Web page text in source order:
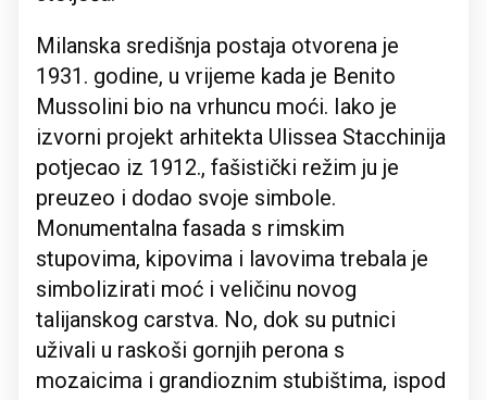
Milanska središnja postaja otvorena je
1931. godine, u vrijeme kada je Benito
Mussolini bio na vrhuncu moći. Iako je
izvorni projekt arhitekta Ulissea Stacchinija
potjecao iz 1912., fašistički režim ju je
preuzeo i dodao svoje simbole.
Monumentalna fasada s rimskim
stupovima, kipovima i lavovima trebala je
simbolizirati moć i veličinu novog
talijanskog carstva. No, dok su putnici
uživali u raskoši gornjih perona s
mozaicima i grandioznim stubištima, ispod